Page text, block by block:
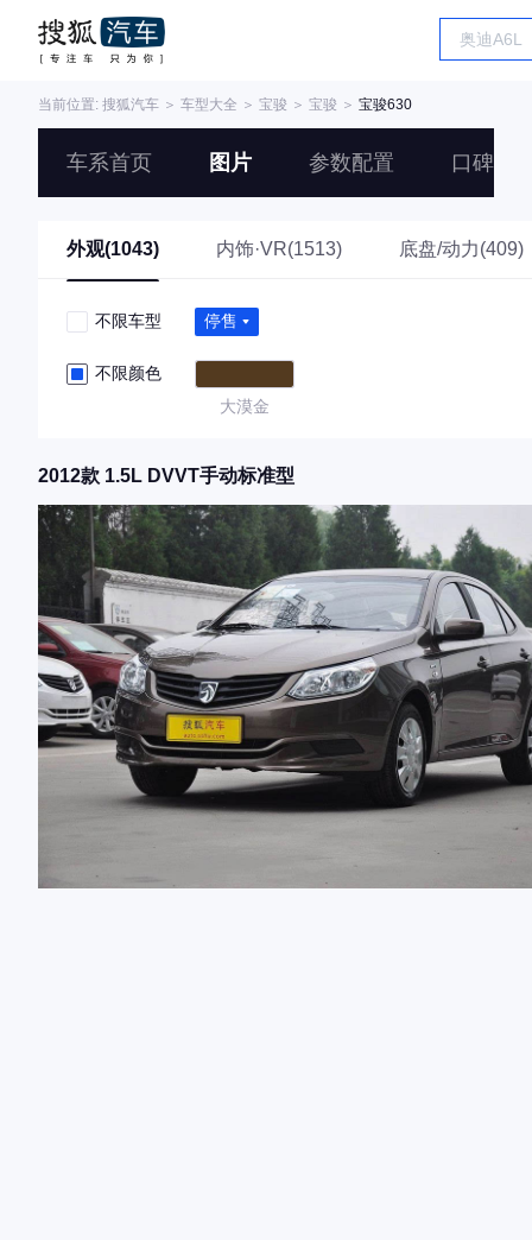
当前位置: 搜狐汽车 ＞ 车型大全 ＞ 宝骏 ＞ 宝骏 ＞ 宝骏630
车系首页 图片 参数配置 口碑
外观(1043) 内饰·VR(1513) 底盘/动力(409)
不限车型 停售
不限颜色
大漠金
2012款 1.5L DVVT手动标准型